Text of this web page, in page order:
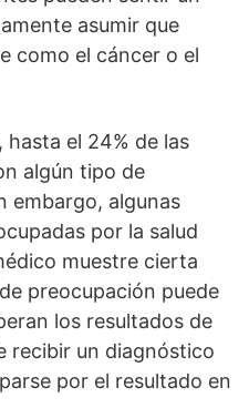
asumir que
como el cáncer o el
el 24% de las
algún tipo de
embargo, algunas
por la salud
muestre cierta
preocupación puede
los resultados de
recibir un diagnóstico
por el resultado en